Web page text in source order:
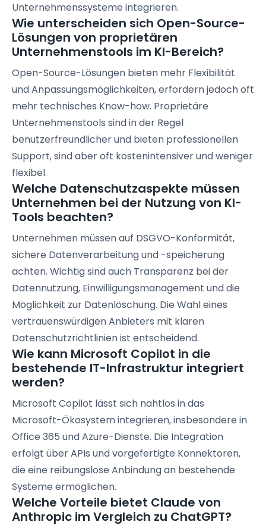
Unternehmenssysteme integrieren.
Wie unterscheiden sich Open-Source-
Lösungen von proprietären
Unternehmenstools im KI-Bereich?
Open-Source-Lösungen bieten mehr Flexibilität
und Anpassungsmöglichkeiten, erfordern jedoch oft
mehr technisches Know-how. Proprietäre
Unternehmenstools sind in der Regel
benutzerfreundlicher und bieten professionellen
Support, sind aber oft kostenintensiver und weniger
flexibel.
Welche Datenschutzaspekte müssen
Unternehmen bei der Nutzung von KI-
Tools beachten?
Unternehmen müssen auf DSGVO-Konformität,
sichere Datenverarbeitung und -speicherung
achten. Wichtig sind auch Transparenz bei der
Datennutzung, Einwilligungsmanagement und die
Möglichkeit zur Datenlöschung. Die Wahl eines
vertrauenswürdigen Anbieters mit klaren
Datenschutzrichtlinien ist entscheidend.
Wie kann Microsoft Copilot in die
bestehende IT-Infrastruktur integriert
werden?
Microsoft Copilot lässt sich nahtlos in das
Microsoft-Ökosystem integrieren, insbesondere in
Office 365 und Azure-Dienste. Die Integration
erfolgt über APIs und vorgefertigte Konnektoren,
die eine reibungslose Anbindung an bestehende
Systeme ermöglichen.
Welche Vorteile bietet Claude von
Anthropic im Vergleich zu ChatGPT?